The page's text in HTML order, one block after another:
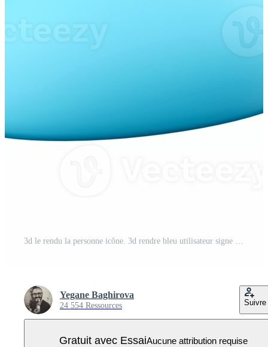
3d le rendu la personne icône. 3d rendre bleu utilisateur signe icône. PNG Pro
Yegane Baghirova
24 554 Ressources Suivre
Gratuit avec EssaiAucune attribution requise